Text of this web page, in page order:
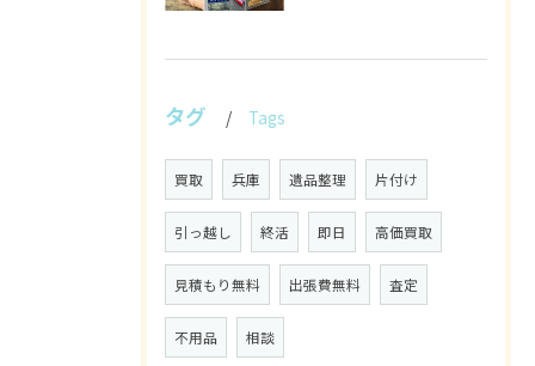
タグ Tags
買取 兵庫 遺品整理 片付け
引っ越し 終活 即日 高価買取
見積もり無料 出張費無料 査定
不用品 相談